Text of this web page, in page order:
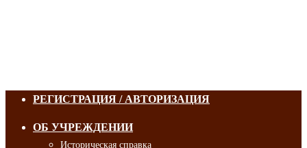
РЕГИСТРАЦИЯ / АВТОРИЗАЦИЯ
ОБ УЧРЕЖДЕНИИ
Историческая справка